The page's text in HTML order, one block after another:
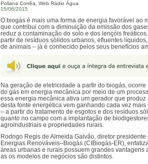
Poliana Corrêa, Web Rádio Água
15/06/2015
O biogás é mais uma forma de energia favorável ao
que contribui com a diminuição da emissão dos
reduz a contaminação do solo e dos lençóis
partir de resíduos sólidos urbanos, efluentes
de animais – já é conhecido pelos seus benefícios
Na geração de eletricidade a partir do biogás,
do gás em energia mecânica por meio de um
essa energia mecânica ativa um gerador que
desta fonte energética vem ganhando cada vez
– a partir do tratamento de esgotos e dos resíduos
quanto no campo com a implantação de
agroindustriais e propriedades rurais.
Rodrigo Regis de Almeida Galvão, diretor
Energias Renováveis–Biogás (CIBiogás-ER),
áreas urbanas e rurais possuem grandes vantagens
as os modelos de negócios são distintos.